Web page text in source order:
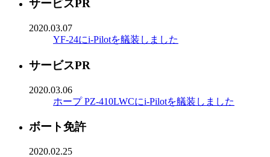
サービスPR
2020.03.07
YF-24にi-Pilotを艤装しました
サービスPR
2020.03.06
ホープ PZ-410LWCにi-Pilotを艤装しました
ボート免許
2020.02.25